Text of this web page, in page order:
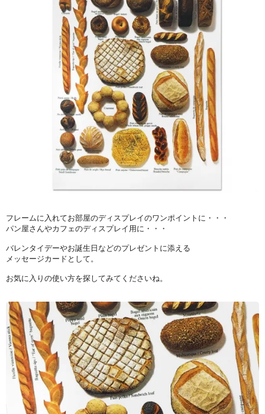
フレームに入れてお部屋のディスプレイのワンポイントに・・・
パン屋さんやカフェのディスプレイ用に・・・
バレンタイデーやお誕生日などのプレゼントに添える
メッセージカードとして。
お気に入りの使い方を探してみてくださいね。